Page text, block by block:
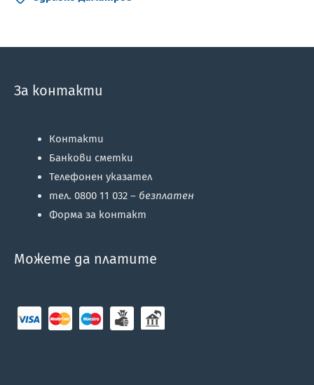
За контакти
Контакти
Банкови сметки
Телефонен указател
тел. 0800 11 032 – безплатен
Форма за контакт
Можете да платите